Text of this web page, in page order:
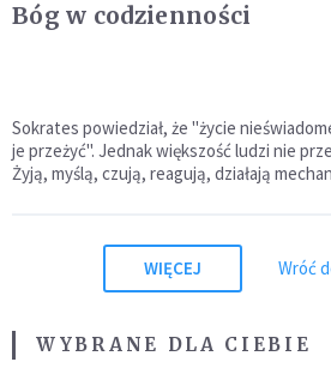
Bóg w codzienności
Sokrates powiedział, że "życie
je przeżyć". Jednak większość ludzi nie
Żyją, myślą, czują, reagują, działają
WIĘCEJ Wróć
WYBRANE DLA CIEBIE